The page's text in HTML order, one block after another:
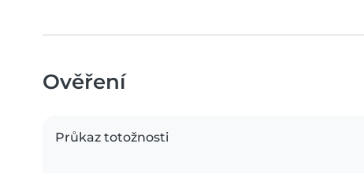
Ověření
Průkaz totožnosti